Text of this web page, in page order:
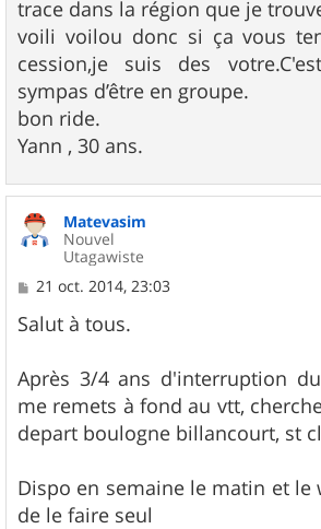
trace dans la région que je
voili voilou donc si ça vous
cession,je suis des
sympas d’être en groupe.
bon ride.
Yann , 30 ans.
Matevasim
Nouvel
Utagawiste
M
s
s
g
e
21 oct. 2014, 23:03
Salut à tous.
Après 3/4 ans d'interruption
me remets à fond au vtt,
depart boulogne billancourt, st
Dispo en semaine le matin et le
de le faire seul